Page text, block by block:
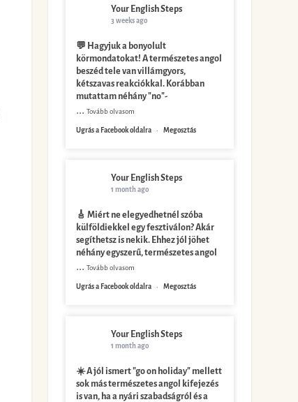
Your English Steps
3 weeks ago
💬 Hagyjuk a bonyolult
körmondatokat! A természetes angol
beszéd tele van villámgyors,
kétszavas reakciókkal. Korábban
mutattam néhány "no"-
...Tovább olvasom
Ugrás a Facebook oldalra · Megosztás
Your English Steps
1 month ago
🎸 Miért ne elegyedhetnél szóba
külföldiekkel egy fesztiválon? Akár
segíthetsz is nekik. Ehhez jól jöhet
néhány egyszerű, természetes angol
...Tovább olvasom
Ugrás a Facebook oldalra · Megosztás
Your English Steps
1 month ago
☀️ A jól ismert "go on holiday" mellett
sok más természetes angol kifejezés
is van, ha a nyári szabadságról és a